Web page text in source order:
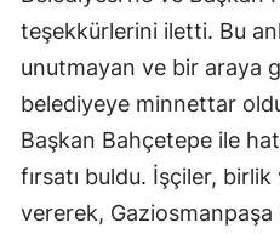
teşekkürlerini iletti. Bu
unutmayan ve bir araya
belediyeye minnettar
Başkan Bahçetepe ile
fırsatı buldu. İşçiler,
vererek,